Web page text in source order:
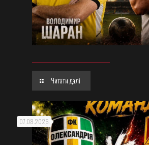
Читати далі
07.08.2026